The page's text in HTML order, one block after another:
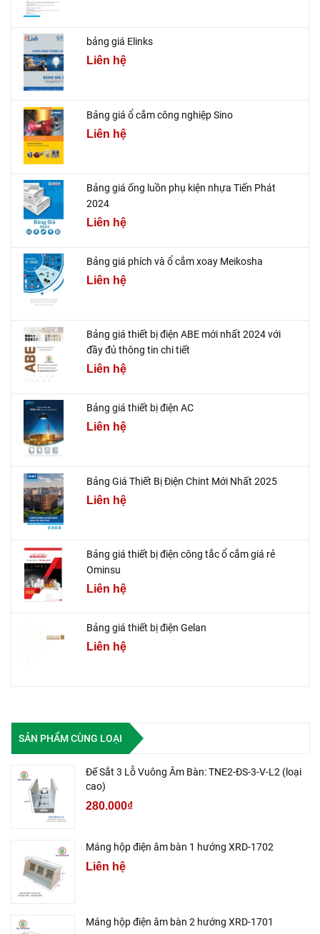
bảng giá Elinks
Liên hệ
Bảng giá ổ cắm công nghiệp Sino
Liên hệ
Bảng giá ống luồn phụ kiện nhựa Tiến Phát
2024
Liên hệ
Bảng giá phích và ổ cắm xoay Meikosha
Liên hệ
Bảng giá thiết bị điện ABE mới nhất 2024 với
đầy đủ thông tin chi tiết
Liên hệ
Bảng giá thiết bị điện AC
Liên hệ
Bảng Giá Thiết Bị Điện Chint Mới Nhất 2025
Liên hệ
Bảng giá thiết bị điện công tắc ổ cắm giá rẻ
Ominsu
Liên hệ
Bảng giá thiết bị điện Gelan
Liên hệ
SẢN PHẨM CÙNG LOẠI
Đế Sắt 3 Lỗ Vuông Âm Bàn: TNE2-ĐS-3-V-L2 (loại
cao)
280.000₫
Máng hộp điện âm bàn 1 hướng XRD-1702
Liên hệ
Máng hộp điện âm bàn 2 hướng XRD-1701